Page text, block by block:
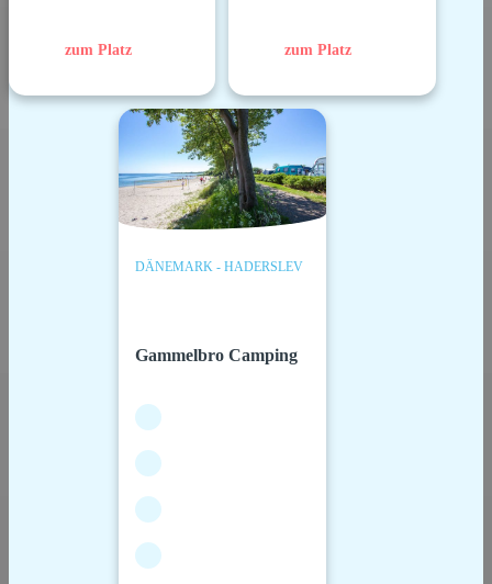
zum Platz zum Platz
DÄNEMARK - HADERSLEV
Gammelbro Camping